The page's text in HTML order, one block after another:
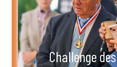
Challenge